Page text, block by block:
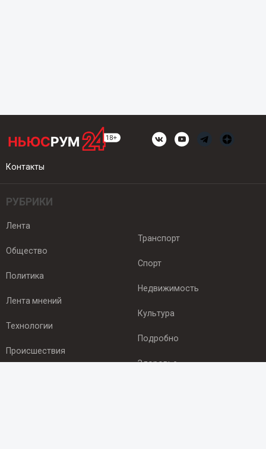
Контакты
РУБРИКИ
Лента
Общество
Политика
Лента мнений
Технологии
Происшествия
Транспорт
Спорт
Недвижимость
Культура
Подробно
Здоровье